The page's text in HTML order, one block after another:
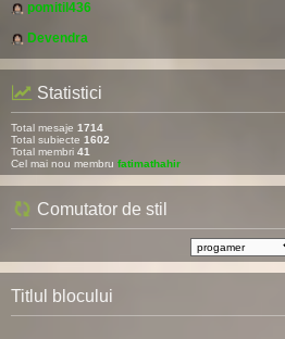
pomitil436
Devendra
Statistici
Total mesaje 1714
Total subiecte 1602
Total membri 41
Cel mai nou membru fatimathahir
Comutator de stil
Titlul blocului